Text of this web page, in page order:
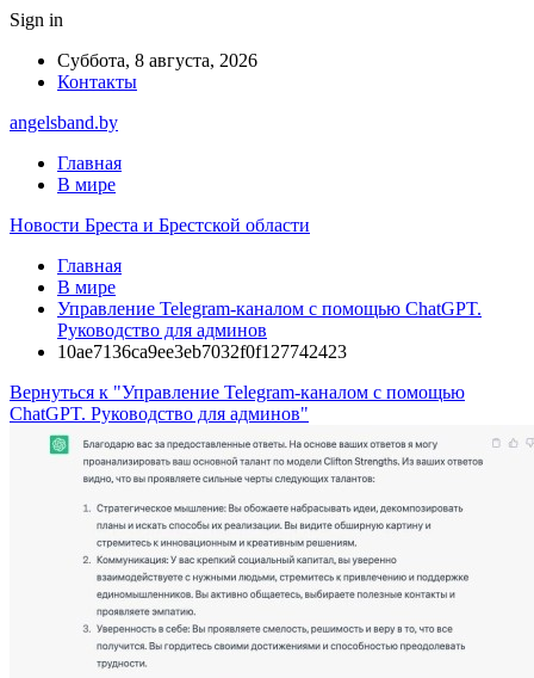
Sign in
Суббота, 8 августа, 2026
Контакты
angelsband.by
Главная
В мире
Новости Бреста и Брестской области
Главная
В мире
Управление Telegram-каналом с помощью ChatGPT.
Руководство для админов
10ae7136ca9ee3eb7032f0f127742423
Вернуться к "Управление Telegram-каналом с помощью
ChatGPT. Руководство для админов"